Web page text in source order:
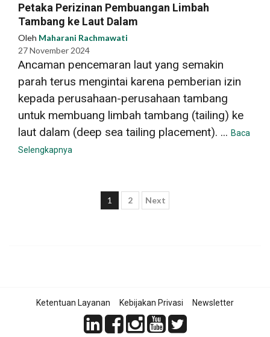
Petaka Perizinan Pembuangan Limbah
Tambang ke Laut Dalam
Oleh Maharani Rachmawati
27 November 2024
Ancaman pencemaran laut yang semakin
parah terus mengintai karena pemberian izin
kepada perusahaan-perusahaan tambang
untuk membuang limbah tambang (tailing) ke
laut dalam (deep sea tailing placement). ... Baca
Selengkapnya
Paginasi
1 2 Next
Ketentuan Layanan Kebijakan Privasi Newsletter